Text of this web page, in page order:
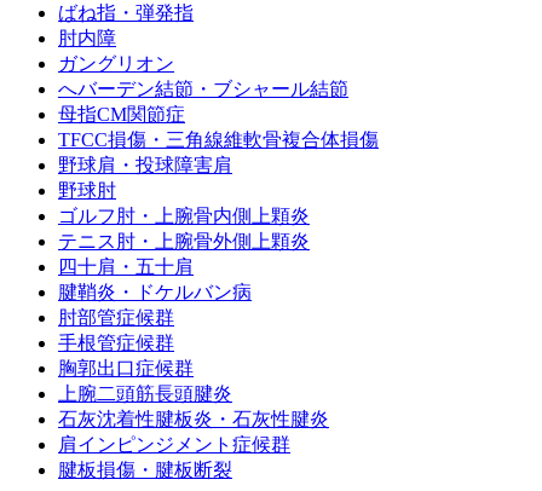
ばね指・弾発指
肘内障
ガングリオン
へバーデン結節・ブシャール結節
母指CM関節症
TFCC損傷・三角線維軟骨複合体損傷
野球肩・投球障害肩
野球肘
ゴルフ肘・上腕骨内側上顆炎
テニス肘・上腕骨外側上顆炎
四十肩・五十肩
腱鞘炎・ドケルバン病
肘部管症候群
手根管症候群
胸郭出口症候群
上腕二頭筋長頭腱炎
石灰沈着性腱板炎・石灰性腱炎
肩インピンジメント症候群
腱板損傷・腱板断裂